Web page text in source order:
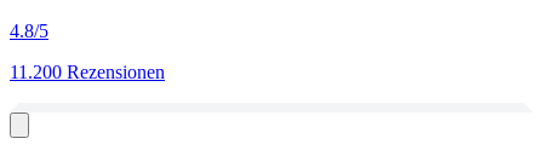
4.8/5
11.200 Rezensionen